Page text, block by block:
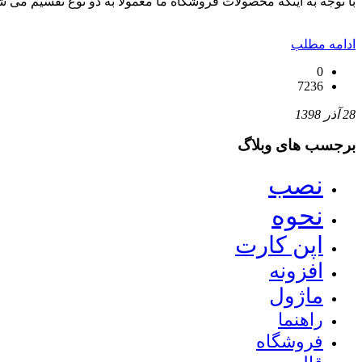
ادامه مطلب
0
7236
28 آذر 1398
برجسب های وبلاگ
نصب
نحوه
اپن کارت
افزونه
ماژول
راهنما
فروشگاه